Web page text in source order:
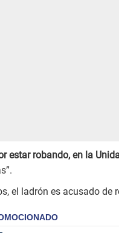
estar robando, en la
el ladrón es acusado